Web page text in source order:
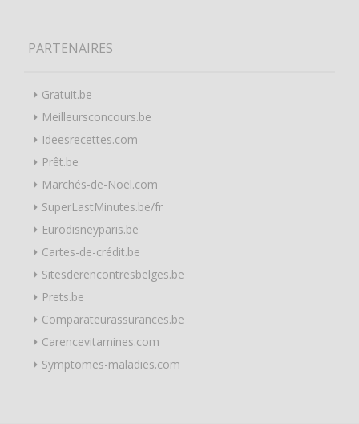
PARTENAIRES
Gratuit.be
Meilleursconcours.be
Ideesrecettes.com
Prêt.be
Marchés-de-Noël.com
SuperLastMinutes.be/fr
Eurodisneyparis.be
Cartes-de-crédit.be
Sitesderencontresbelges.be
Prets.be
Comparateurassurances.be
Carencevitamines.com
Symptomes-maladies.com